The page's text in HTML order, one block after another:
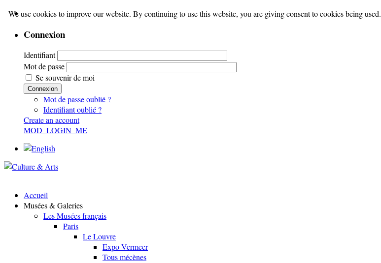
Connexion
Identifiant
Mot de passe
Se souvenir de moi
Connexion
Mot de passe oublié ?
Identifiant oublié ?
Create an account
MOD_LOGIN_ME
Accueil
Musées & Galeries
Les Musées français
Paris
Le Louvre
Expo Vermeer
Tous mécènes
We use cookies to improve our website. By continuing to use this website, you are giving consent to cookies being used.